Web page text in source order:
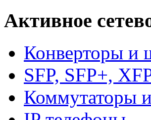
Активное
Конверторы и
SFP, SFP+,
Коммутаторы